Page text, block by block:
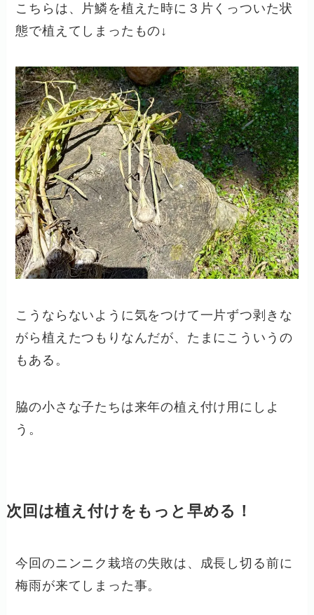
こちらは、片鱗を植えた時に３片くっついた状
態で植えてしまったもの↓
こうならないように気をつけて一片ずつ剥きな
がら植えたつもりなんだが、たまにこういうの
もある。
脇の小さな子たちは来年の植え付け用にしよ
う。
次回は植え付けをもっと早める！
今回のニンニク栽培の失敗は、成長し切る前に
梅雨が来てしまった事。